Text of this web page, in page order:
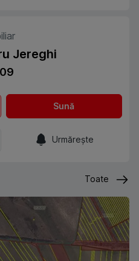
Jereghi
Sună
Urmărește
Toate